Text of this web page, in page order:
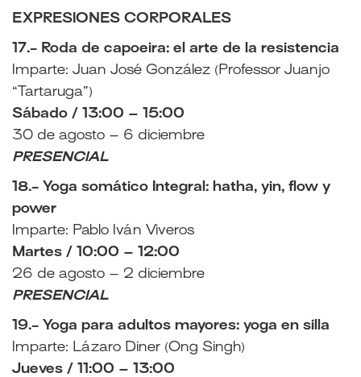
EXPRESIONES CORPORALES
17.- Roda de capoeira: el arte de la resistencia
Imparte: Juan José González (Professor Juanjo
“Tartaruga”)
Sábado / 13:00 – 15:00
30 de agosto – 6 diciembre
PRESENCIAL
18.- Yoga somático Integral: hatha, yin, flow y
power
Imparte: Pablo Iván Viveros
Martes / 10:00 – 12:00
26 de agosto – 2 diciembre
PRESENCIAL
19.- Yoga para adultos mayores: yoga en silla
Imparte: Lázaro Diner (Ong Singh)
Jueves / 11:00 – 13:00